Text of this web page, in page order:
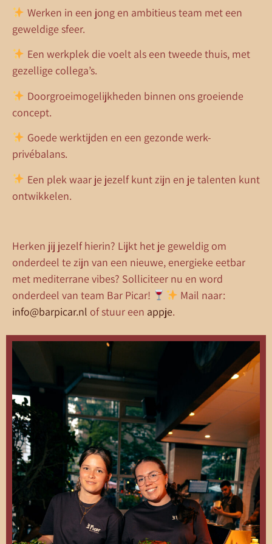
Werken in een jong en ambitieus team met een
geweldige sfeer.
Een werkplek die voelt als een tweede thuis, met
gezellige collega’s.
Doorgroeimogelijkheden binnen ons groeiende
concept.
Goede werktijden en een gezonde werk-
privébalans.
Een plek waar je jezelf kunt zijn en je talenten kunt
ontwikkelen.
Herken jij jezelf hierin? Lijkt het je geweldig om
onderdeel te zijn van een nieuwe, energieke eetbar
met mediterrane vibes? Solliciteer nu en word
onderdeel van team Bar Picar!
Mail naar:
info@barpicar.nl of stuur een appje.